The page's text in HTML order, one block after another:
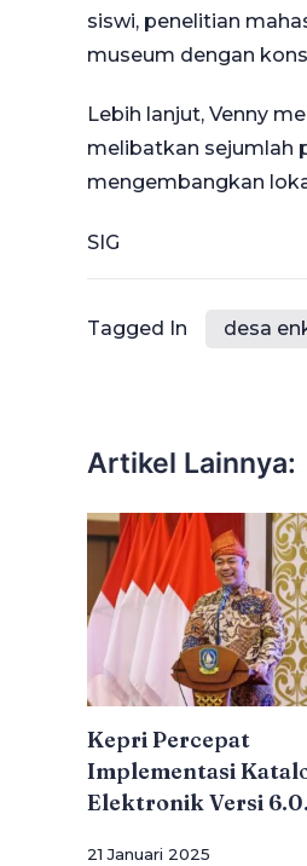
siswi, penelitian
museum dengan
Lebih lanjut, Venny
melibatkan sejumlah
mengembangkan
SIG
Tagged In desa
Artikel Lainnya:
Kepri Percepat
Implementasi
Elektronik Versi 6.0.
21 Januari 2025